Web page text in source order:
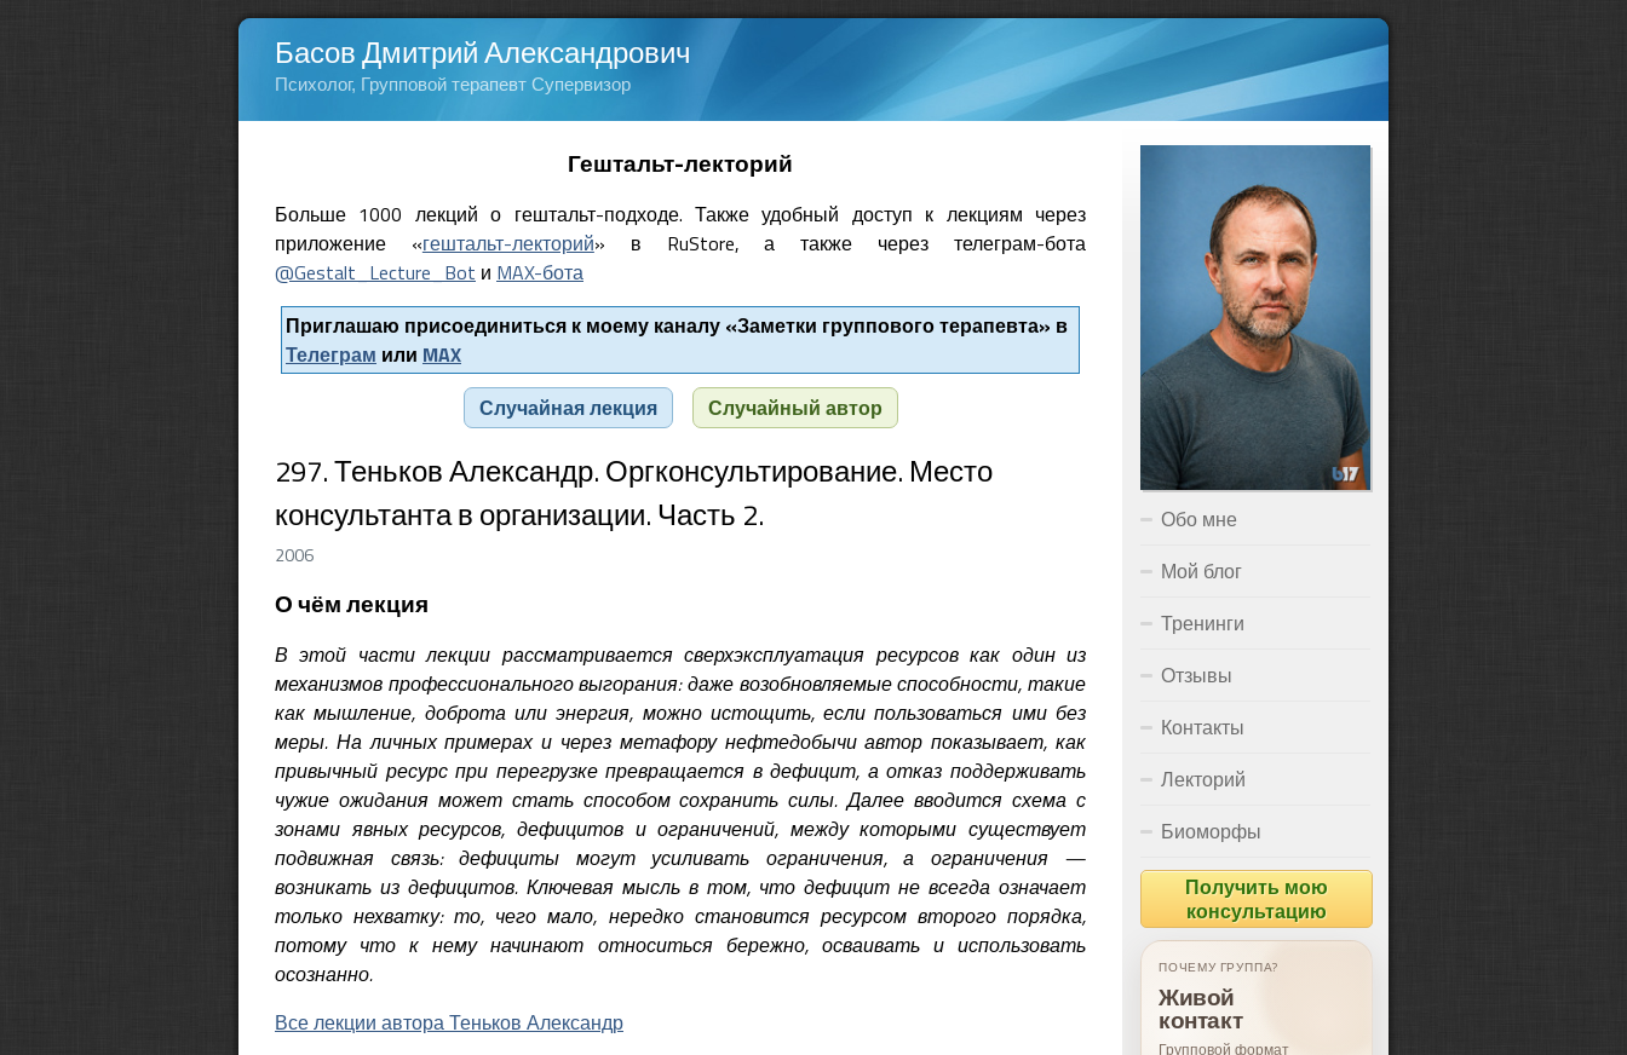
Басов Дмитрий Александрович
Психолог, Групповой терапевт Супервизор
Гештальт-лекторий
Больше 1000 лекций о гештальт-подходе. Также удобный доступ к лекциям через
приложение «гештальт-лекторий» в RuStore, а также через телеграм-бота
@Gestalt_Lecture_Bot и MAX-бота
Приглашаю присоединиться к моему каналу «Заметки группового терапевта» в
Телеграм или MAX
Случайная лекция
Случайный автор
297. Теньков Александр. Оргконсультирование. Место
консультанта в организации. Часть 2.
2006
О чём лекция
В этой части лекции рассматривается сверхэксплуатация ресурсов как один из
механизмов профессионального выгорания: даже возобновляемые способности, такие
как мышление, доброта или энергия, можно истощить, если пользоваться ими без
меры. На личных примерах и через метафору нефтедобычи автор показывает, как
привычный ресурс при перегрузке превращается в дефицит, а отказ поддерживать
чужие ожидания может стать способом сохранить силы. Далее вводится схема с
зонами явных ресурсов, дефицитов и ограничений, между которыми существует
подвижная связь: дефициты могут усиливать ограничения, а ограничения —
возникать из дефицитов. Ключевая мысль в том, что дефицит не всегда означает
только нехватку: то, чего мало, нередко становится ресурсом второго порядка,
потому что к нему начинают относиться бережно, осваивать и использовать
осознанно.
Все лекции автора Теньков Александр
Обо мне
Мой блог
Тренинги
Отзывы
Контакты
Лекторий
Биоморфы
Получить мою
консультацию
ПОЧЕМУ ГРУППА?
Живой
контакт
Групповой формат